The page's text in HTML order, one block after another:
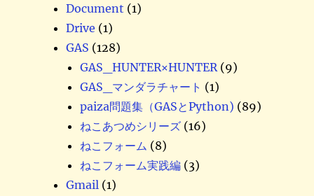
Document (1)
Drive (1)
GAS (128)
GAS_HUNTER×HUNTER (9)
GAS_マンダラチャート (1)
paiza問題集（GASとPython) (89)
ねこあつめシリーズ (16)
ねこフォーム (8)
ねこフォーム実践編 (3)
Gmail (1)